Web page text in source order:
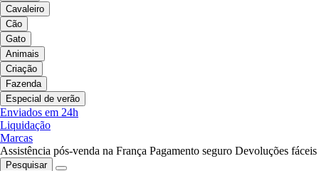
Cavaleiro
Cão
Gato
Animais
Criação
Fazenda
Especial de verão
Enviados em 24h
Liquidação
Marcas
Assistência pós-venda na França Pagamento seguro Devoluções fáceis
Pesquisar